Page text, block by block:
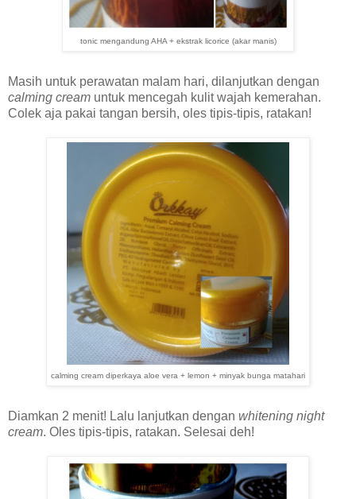
tonic mengandung AHA + ekstrak licorice (akar manis)
Masih untuk perawatan malam hari, dilanjutkan dengan
calming cream untuk mencegah kulit wajah kemerahan.
Colek aja pakai tangan bersih, oles tipis-tipis, ratakan!
calming cream diperkaya aloe vera + lemon + minyak bunga matahari
Diamkan 2 menit! Lalu lanjutkan dengan whitening night
cream. Oles tipis-tipis, ratakan. Selesai deh!